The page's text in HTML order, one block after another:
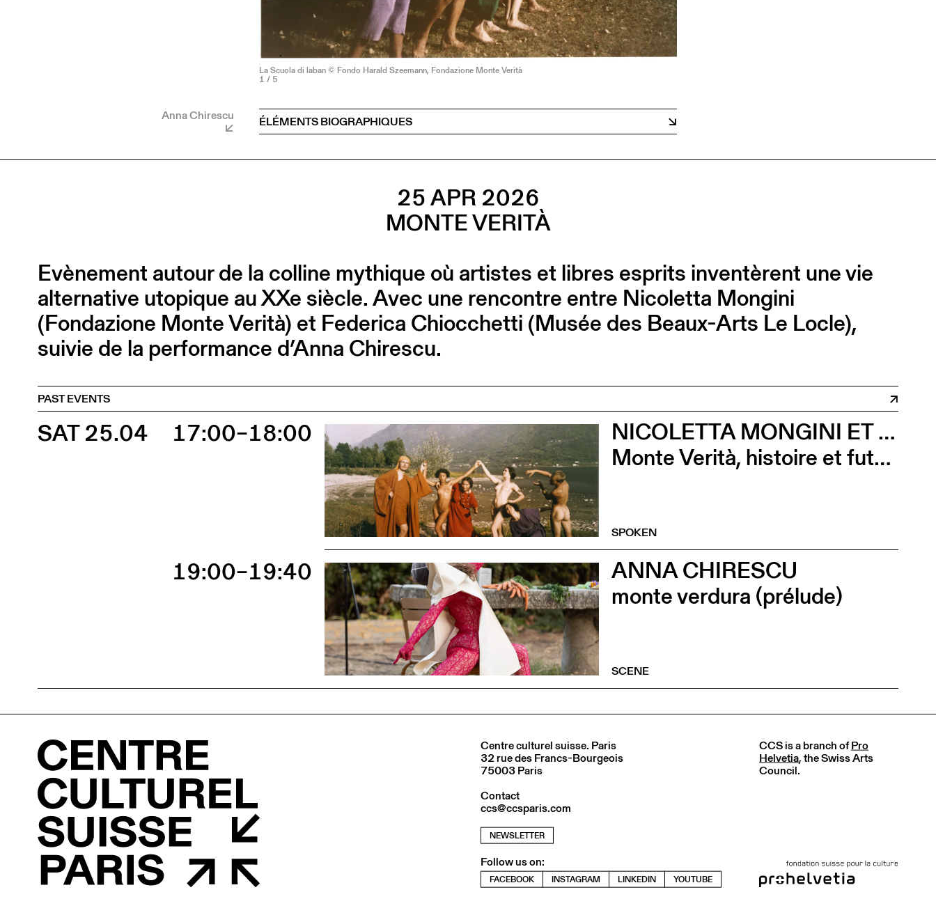
Anna Chirescu
La Scuola di laban © Fondo Harald Szeemann, Fondazione Monte Verità
1 / 5
ÉLÉMENTS BIOGRAPHIQUES
25 APR 2026
MONTE VERITÀ
Evènement autour de la colline mythique où artistes et libres esprits inventèrent une vie
alternative utopique au XXe siècle. Avec une rencontre entre Nicoletta Mongini
(Fondazione Monte Verità) et Federica Chiocchetti (Musée des Beaux-Arts Le Locle),
suivie de la performance d’Anna Chirescu.
PAST EVENTS
SAT 25.04 17:00–18:00
NICOLETTA MONGINI ET FEDERICA CHIOCCHETTI
Monte Verità, histoire et futur du mont magnétique
SPOKEN
19:00–19:40
ANNA CHIRESCU
monte verdura (prélude)
SCENE
Centre culturel suisse. Paris
32 rue des Francs-Bourgeois
75003 Paris
Contact
ccs@ccsparis.com
NEWSLETTER
Follow us on:
FACEBOOK INSTAGRAM LINKEDIN YOUTUBE
CCS is a branch ofPro
Helvetia, the Swiss Arts
Council.